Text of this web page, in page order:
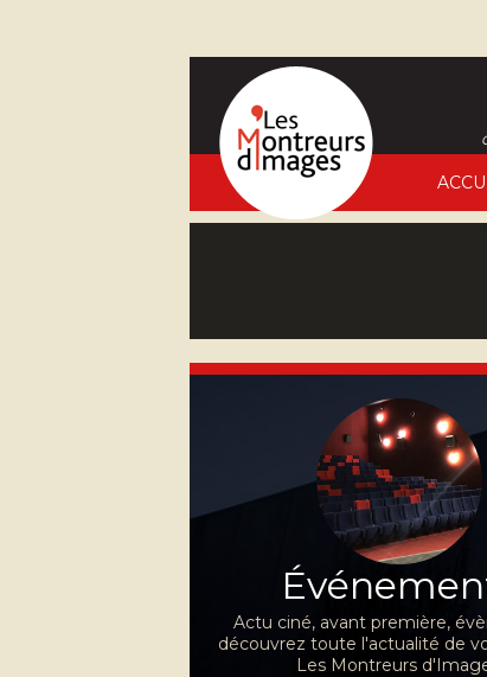
Actu ciné, avant première,
découvrez toute l'actualité de
Les Montreurs